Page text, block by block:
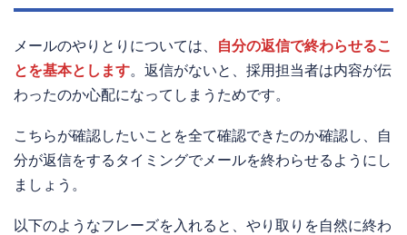
メールのやりとりについては、
自分の返信で終わらせるこ
とを基本とします。返信がないと、採用担当者は内容が伝
わったのか心配になってしまうためです。
こちらが確認したいことを全て確認できたのか確認し、自
分が返信をするタイミングでメールを終わらせるようにし
ましょう。
以下のようなフレーズを入れると、やり取りを自然に終わ